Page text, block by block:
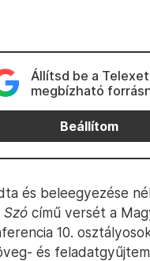
Állítsd be a Telexet
megbízható
Beállítom
és beleegyezése
Szó című versét a
10.
és